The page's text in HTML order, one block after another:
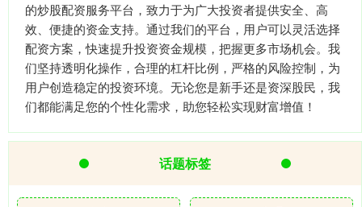
的炒股配资服务平台，致力于为广大投资者提供安全、高
效、便捷的资金支持。通过我们的平台，用户可以灵活选择
配资方案，快速提升投资资金规模，把握更多市场机会。我
们坚持透明化操作，合理的杠杆比例，严格的风险控制，为
用户创造稳定的投资环境。无论您是新手还是资深股民，我
们都能满足您的个性化需求，助您轻松实现财富增值！
话题标签